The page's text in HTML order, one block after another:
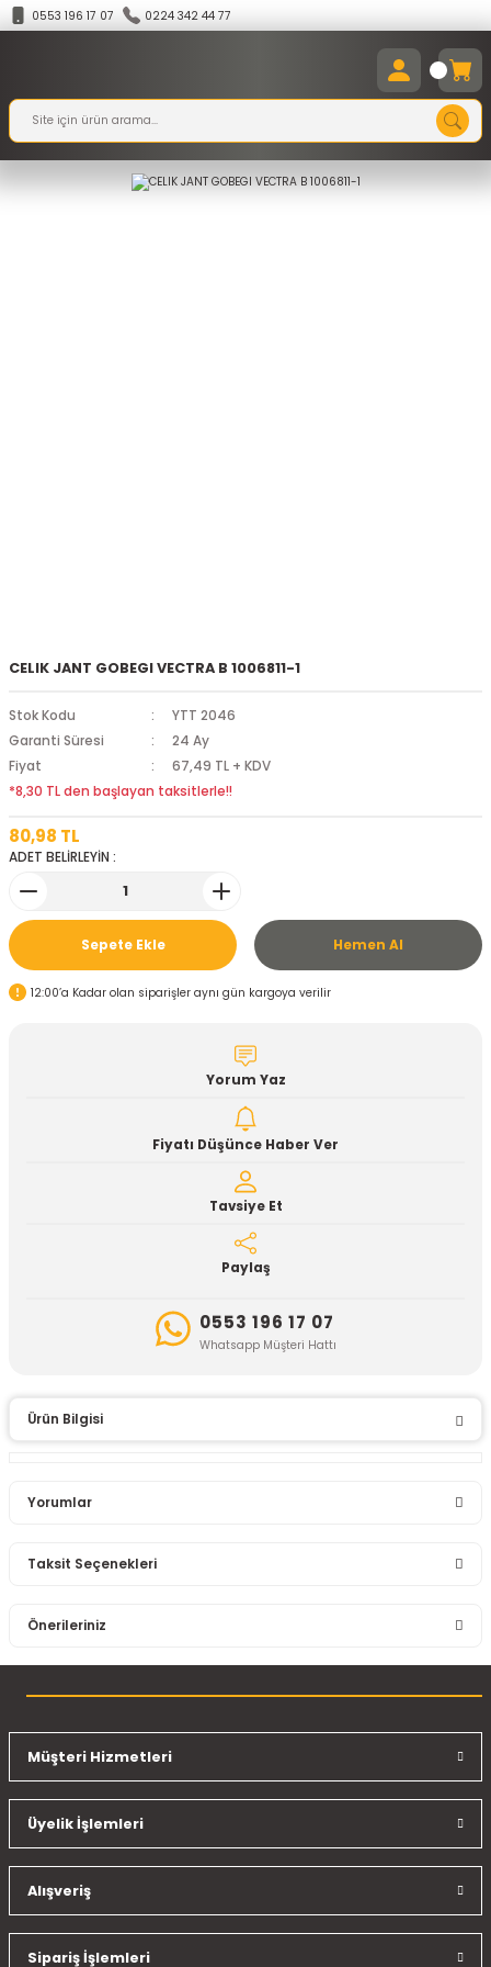
0553 196 17 07 0224 342 44 77
CELIK JANT GOBEGI VECTRA B 1006811-1
Stok Kodu
YTT 2046
Garanti Süresi
24 Ay
Fiyat
67,49 TL + KDV
*8,30 TL den başlayan taksitlerle!!
80,98 TL
ADET BELİRLEYİN :
Sepete Ekle Hemen Al
12:00’a Kadar olan siparişler aynı gün kargoya verilir
Yorum Yaz
Fiyatı Düşünce Haber Ver
Tavsiye Et
Paylaş
0553 196 17 07
Whatsapp Müşteri Hattı
Ürün Bilgisi
Yorumlar
Taksit Seçenekleri
Önerileriniz
konularda yetersiz gördüğünüz noktaları öneri formunu
Ürün resmi kalitesiz, bozuk veya görüntülenemiyor.
Ürün açıklamasında eksik bilgiler bulunuyor.
Ürün fiyatı diğer sitelerden daha pahalı.
Bu ürüne benzer farklı alternatifler olmalı.
Müşteri Hizmetleri
Üyelik İşlemleri
Alışveriş
Sipariş İşlemleri